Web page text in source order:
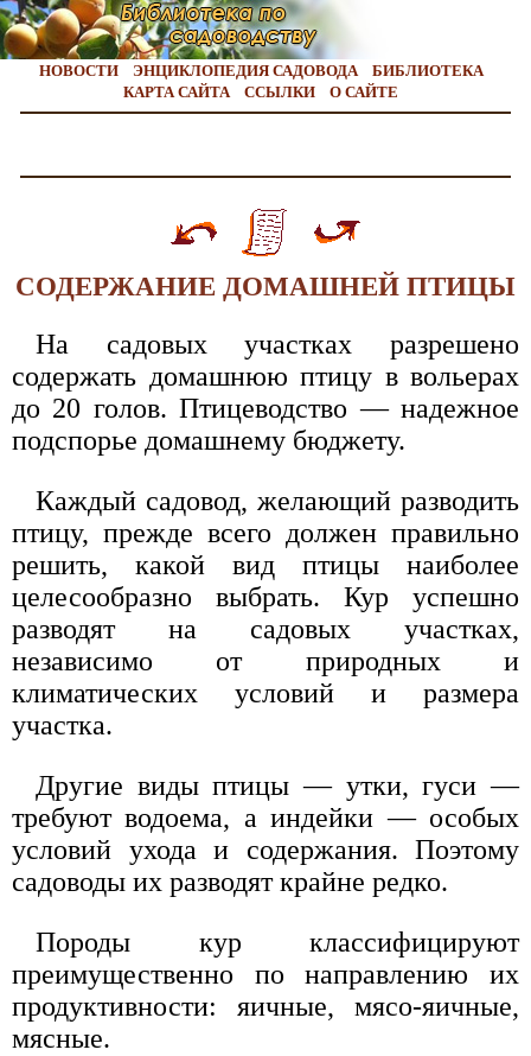
НОВОСТИ ЭНЦИКЛОПЕДИЯ САДОВОДА
БИБЛИОТЕКА
КАРТА САЙТА
ССЫЛКИ О САЙТЕ
СОДЕРЖАНИЕ ДОМАШНЕЙ ПТИЦЫ
На садовых участках разрешено
содержать домашнюю птицу в вольерах
до 20 голов. Птицеводство — надежное
подспорье домашнему бюджету.
Каждый садовод, желающий разводить
птицу, прежде всего должен правильно
решить, какой вид птицы наиболее
целесообразно выбрать. Кур успешно
разводят на садовых участках,
независимо от природных и
климатических условий и размера
участка.
Другие виды птицы — утки, гуси —
требуют водоема, а индейки — особых
условий ухода и содержания. Поэтому
садоводы их разводят крайне редко.
Породы кур классифицируют
преимущественно по направлению их
продуктивности: яичные, мясо-яичные,
мясные.